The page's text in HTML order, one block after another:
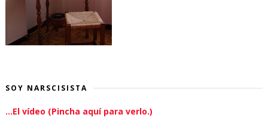
SOY NARSCISISTA
...El vídeo (Pincha aquí para verlo.)